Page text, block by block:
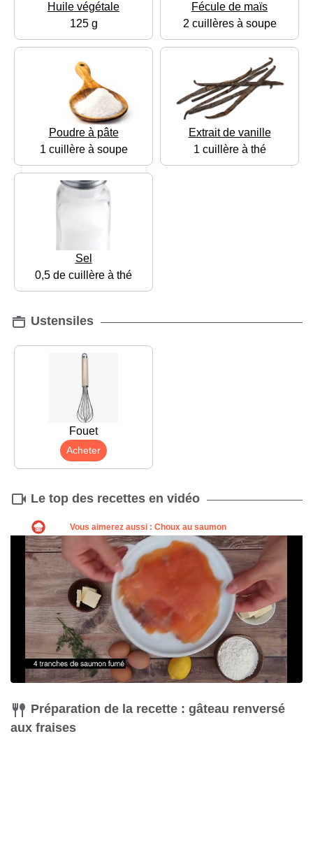
Huile végétale
125 g
Fécule de maïs
2 cuillères à soupe
Poudre à pâte
1 cuillère à soupe
Extrait de vanille
1 cuillère à thé
Sel
0,5 de cuillère à thé
Ustensiles
Fouet
Acheter
Le top des recettes en vidéo
Préparation de la recette : gâteau renversé
aux fraises